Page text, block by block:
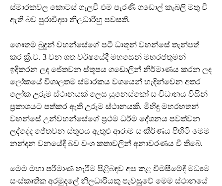
ස්මාරකවල කොටස් ගැලවී එම පැරණි ගඩොල් කැබලි මතු වී
ඇති බව පුරාවිද්‍යා නිලධාරීහු පවසති.
ගෞතම බුදුන් වහන්සේගේ පටී ධාතූන් වහන්සේ තැන්පත්
කර ක්‍රි.ව. 3 වන ශත වර්ෂයේදී මහසෙන් මහරජතුමන්
ඉදිකරන ලද ජේතවන ස්තූපය ගඩොලින් නිර්මාණය කරන ලද
ලෝකයේ විශාලතම ස්මාරකය වශයෙන් හැඳින්වෙන අතර
ලෝක උරුම ස්ථානයක් ලෙස යුනෙස්කෝ සංවිධානය විසින්
ප්‍රකාශයට පත්කර ඇති උරුම ස්ථානයකි. මිහිඳු මහරහතන්
වහන්සේ උන්වහන්සේගේ ප්‍රථම ධර්ම දේශනය පවත්වන
ලද්දේද ජේතවන ස්තූපය ඇතුළු ආරාම සංකීර්ණය පිහිටි මෙම
නන්දන වනයේදී බව වංශ කතාවලින් අනාවරණය වී තිබේ.
මෙම මහා පරිමාණ හෑරීම පිළිබඳව අප කළ විමසීමේදී මධ්‍යම
සංස්කෘතික අරමුදලේ නිලධාරියකු පැවසුවේ මෙම ස්ථානයේ